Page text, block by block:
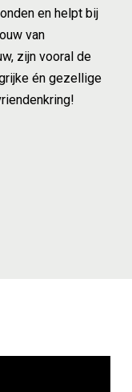
en helpt bij
van
zijn vooral de
én gezellige